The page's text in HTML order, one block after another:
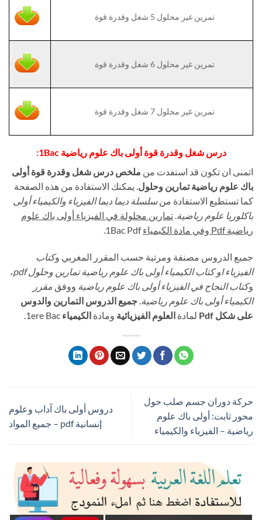
تمرين غير محلول 5 شغل وقدرة قوة
تمرين غير محلول 6 شغل وقدرة قوة
تمرين غير محلول 7 شغل وقدرة قوة
درس شغل وقدرة قوة أولى باك علوم رياضية 1Bac:
اتمنى ان تكون قد استفدت من ملخص درس شغل وقدرة قوة أولى
باك علوم رياضية تمارين وحلول. يمكنك الاستفادة من هذه الصفحة
كما تستطيع الاستفادة منسلسلة ديما ديما الفيزياء والكيمياء أولى
باكلوريا علوم رياضية.تمارين محلولة في الفيزياء أولى باك علوم
رياضية Pdf وفي مادة الكيمياء
1Bac Pdf.
جميع الدروس مصنفة ومرتبة حسب المقرر المغربي وكتاب
الفيزياء او كتاب الكيمياء أولى باك علوم رياضية تمارين وحلول pdf
،
وكتاب النجاح في الفيزياء أولى باك علوم رياضية ووفق مقرر
الكيمياء أولى باك علوم رياضية.جميع الدروس التمارين والدوس
على شكل Pdf
لمادة العلوم الفيزيائية ومادة الكيمياء
حركة دوران جسم صلب حول
محور ثابت: أولى باك علوم
رياضية – الفيزياء والكيمياء
دروس أولى باك آداب وعلوم
إنسانية pdf – جميع المواد